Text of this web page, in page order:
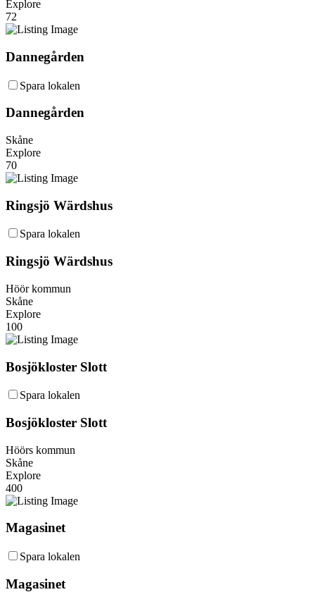
Explore
72
Dannegården
Spara lokalen
Dannegården
Skåne
Explore
70
Ringsjö Wärdshus
Spara lokalen
Ringsjö Wärdshus
Höör kommun
Skåne
Explore
100
Bosjökloster Slott
Spara lokalen
Bosjökloster Slott
Höörs kommun
Skåne
Explore
400
Magasinet
Spara lokalen
Magasinet